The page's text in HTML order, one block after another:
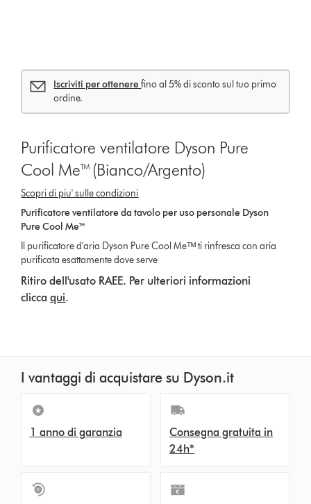
Iscriviti per ottenerefino al 5% di sconto sul tuo primo
ordine.
Purificatore ventilatore Dyson Pure
Cool Me™ (Bianco/Argento)
Scopri di piu' sulle condizioni
Purificatore ventilatore da tavolo per uso personale Dyson
Pure Cool Me™
Il purificatore d'aria Dyson Pure Cool Meᵀᴹ ti rinfresca con aria
purificata esattamente dove serve
Ritiro dell'usato RAEE. Per ulteriori informazioni
cliccaqui.
I vantaggi di acquistare su Dyson.it
1 anno di garanzia
Consegna gratuita in
24h*